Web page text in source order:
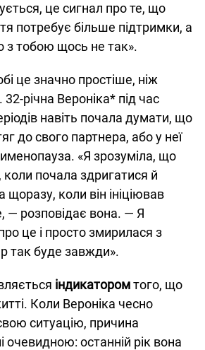
це сигнал про те, що
потребує більше підтримки, а
з тобою щось не так».
це значно простіше, ніж
32-річна Вероніка* під час
навіть почала думати, що
до свого партнера, або у неї
«Я зрозуміла, що
коли почала здригатися й
щоразу, коли він ініціював
— розповідає вона. — Я
це і просто змирилася з
так буде завжди».
індикаторомтого, що
Коли Вероніка чесно
ситуацію, причина
очевидною: останній рік вона